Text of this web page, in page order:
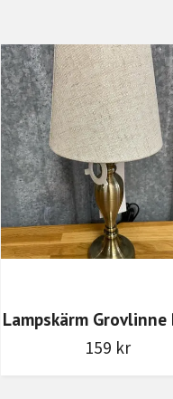
Lampskärm Grovlinne
159 kr